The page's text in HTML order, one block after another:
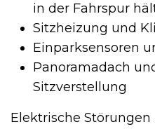
in der Fahrspur
Sitzheizung und
Einparksensoren
Panoramadach
Sitzverstellung
Elektrische